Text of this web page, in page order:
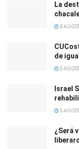
La
6
de
5
Israel
5
¿Será